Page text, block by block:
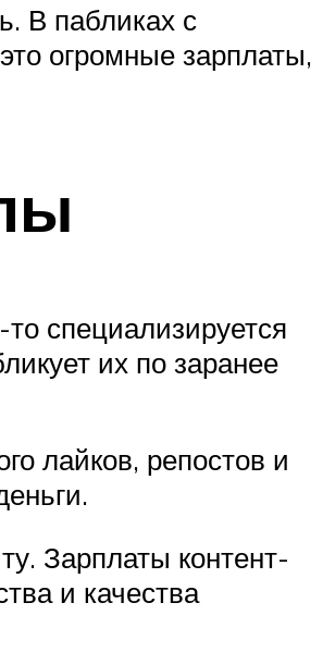
В пабликах с
огромные зарплаты,
специализируется
их по заранее
лайков, репостов и
Зарплаты контент-
и качества